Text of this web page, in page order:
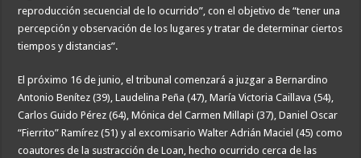
reproducción secuencial de lo ocurrido”, con el objetivo de “tener una
percepción y observación de los lugares y tratar de determinar ciertos
tiempos y distancias”.
El próximo 16 de junio, el tribunal comenzará a juzgar a Bernardino
Antonio Benítez (39), Laudelina Peña (47), María Victoria Caillava (54),
Carlos Guido Pérez (64), Mónica del Carmen Millapi (37), Daniel Oscar
“Fierrito” Ramírez (51) y al excomisario Walter Adrián Maciel (45) como
coautores de la sustracción de Loan, hecho ocurrido cerca de las